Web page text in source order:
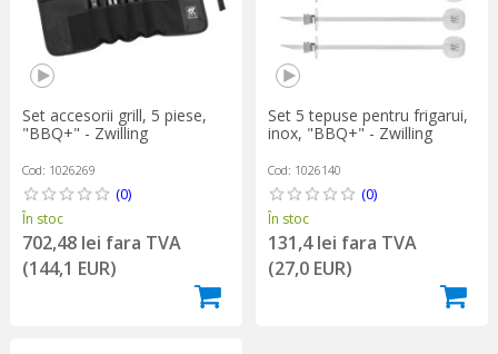
Set accesorii grill, 5 piese,
"BBQ+" - Zwilling
Cod: 1026269
(0)
În stoc
702,48 lei fara TVA
(144,1 EUR)
Set 5 tepuse pentru frigarui,
inox, "BBQ+" - Zwilling
Cod: 1026140
(0)
În stoc
131,4 lei fara TVA
(27,0 EUR)